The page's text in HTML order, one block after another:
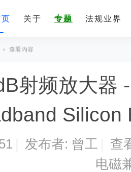
关于 专题 法规业界
› 查看内容
射频放大器
Silicon
发布者: 曾工
查
电磁